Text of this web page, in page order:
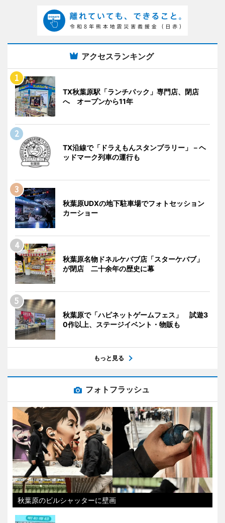
アクセスランキング
TX秋葉原駅「ランチパック」専門店、閉店
へ オープンから11年
TX沿線で「ドラえもんスタンプラリー」－ヘ
ッドマーク列車の運行も
秋葉原UDXの地下駐車場でフォトセッション
カーショー
秋葉原名物ドネルケバブ店「スターケバブ」
が閉店 二十余年の歴史に幕
秋葉原で「ハピネットゲームフェス」 試遊3
0作以上、ステージイベント・物販も
もっと見る
フォトフラッシュ
秋葉原のビルシャッターに壁画